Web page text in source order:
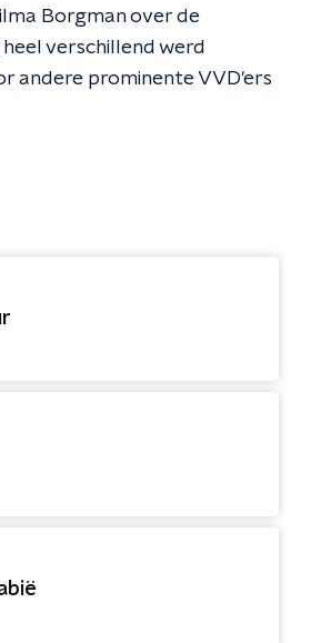
Borgman over de
verschillend werd
andere prominente VVD'ers